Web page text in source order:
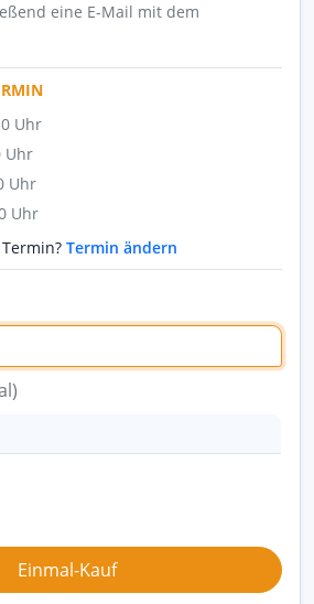
eine E-Mail mit dem
Uhr
Uhr
Uhr
Uhr
Termin ändern